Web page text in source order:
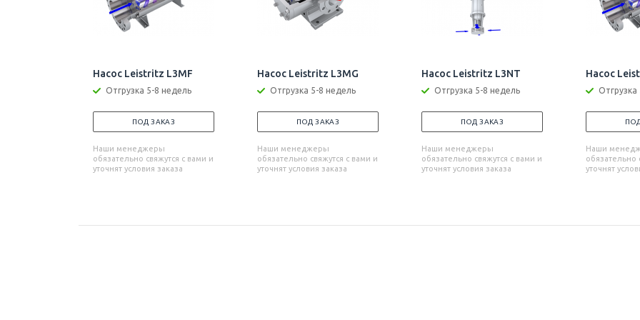
Насос Leistritz L3MF
Отгрузка 5-8 недель
ПОД ЗАКАЗ
Наши менеджеры
обязательно свяжутся с вами и
уточнят условия заказа
Насос Leistritz L3MG
Отгрузка 5-8 недель
ПОД ЗАКАЗ
Наши менеджеры
обязательно свяжутся с вами и
уточнят условия заказа
Насос Leistritz L3NT
Отгрузка 5-8 недель
ПОД ЗАКАЗ
Наши менеджеры
обязательно свяжутся с вами и
уточнят условия заказа
Насос
Наши
обязательно
уточнят